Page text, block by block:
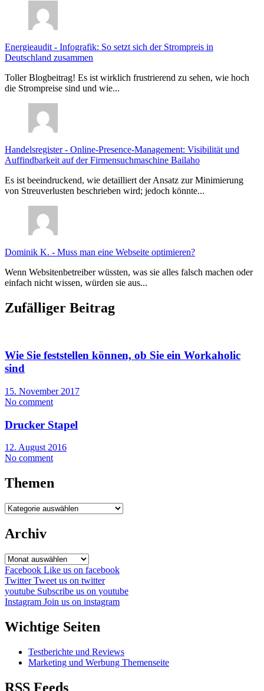
Energieaudit - Infografik: So setzt sich der Strompreis in
Deutschland zusammen
Toller Blogbeitrag! Es ist wirklich frustrierend zu sehen, wie hoch
die Strompreise sind und wie...
Handelsregister- Online-Presence-Management: Visibilität und
Auffindbarkeit auf der Firmensuchmaschine Bailaho
Es ist beeindruckend, wie detailliert der Ansatz zur Minimierung
von Streuverlusten beschrieben wird; jedoch könnte...
Dominik K. - Muss man eine Webseite optimieren?
Wenn Websitenbetreiber wüssten, was sie alles falsch machen oder
einfach nicht wissen, würden sie aus...
Zufälliger Beitrag
Wie Sie feststellen können, ob Sie ein Workaholic
sind
15. November 2017
No comment
Drucker Stapel
12. August 2016
No comment
Themen
Themen
Archiv
Archiv
Facebook Like us on facebook
TwitterTweet us on twitter
youtube Subscribe us on youtube
Instagram Join us on instagram
Wichtige Seiten
Testberichte und Reviews
Marketing und Werbung Themenseite
RSS Feeds